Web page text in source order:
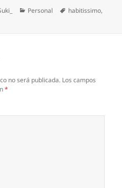
Categorías
Personal Etiquetas
habitissimo,
no será publicada. Los campos
*